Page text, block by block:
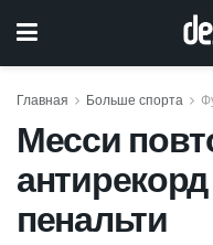
Главная Больше спорта
Месси
пенальти